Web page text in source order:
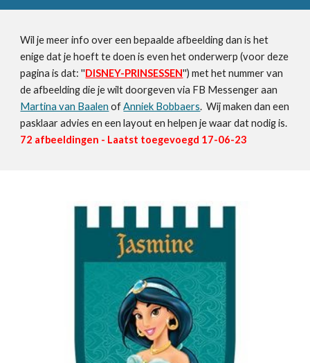
Wil je meer info over een bepaalde afbeelding dan is het
enige dat je hoeft te doen is even het onderwerp (voor deze
pagina is dat: ''DISNEY-PRINSESSEN'') met het nummer van
de afbeelding die je wilt doorgeven via FB Messenger aan
Martina van Baalen ofAnniek Bobbaers. Wij maken dan een
pasklaar advies en een layout en helpen je waar dat nodig is.
72 afbeeldingen - Laatst toegevoegd 17-06-23